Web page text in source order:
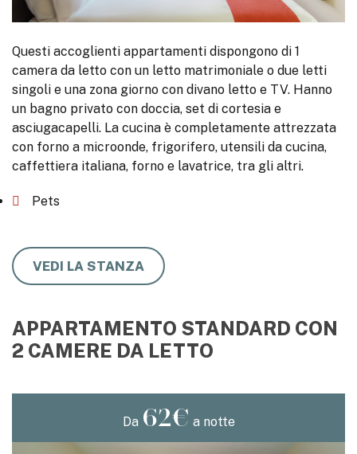
Questi accoglienti appartamenti dispongono di 1
camera da letto con un letto matrimoniale o due letti
singoli e una zona giorno con divano letto e TV. Hanno
un bagno privato con doccia, set di cortesia e
asciugacapelli. La cucina è completamente attrezzata
con forno a microonde, frigorifero, utensili da cucina,
caffettiera italiana, forno e lavatrice, tra gli altri.
Pets
VEDI LA STANZA
APPARTAMENTO STANDARD CON
2 CAMERE DA LETTO
Da 62€ a notte